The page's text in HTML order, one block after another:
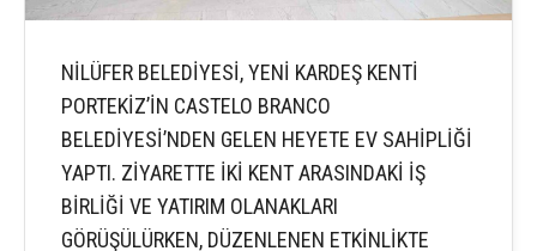
NİLÜFER BELEDİYESİ, YENİ KARDEŞ KENTİ
PORTEKİZ’İN CASTELO BRANCO
BELEDİYESİ’NDEN GELEN HEYETE EV SAHİPLİĞİ
YAPTI. ZİYARETTE İKİ KENT ARASINDAKİ İŞ
BİRLİĞİ VE YATIRIM OLANAKLARI
GÖRÜŞÜLÜRKEN, DÜZENLENEN ETKİNLİKTE